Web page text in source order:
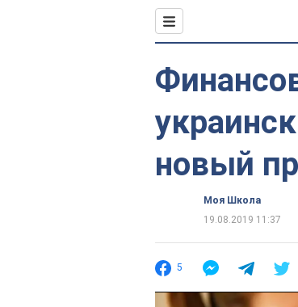
новый
Моя Школа
19.08.2019 11:37
5